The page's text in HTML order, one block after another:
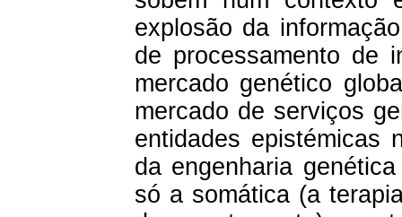
explosão da
de processamento de
mercado genético
mercado de serviços
entidades epistémicas
da engenharia
só a somática (a